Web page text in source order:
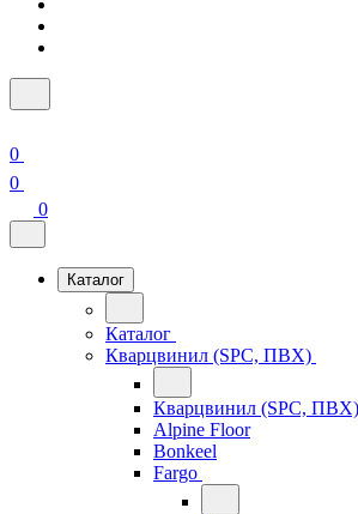
0
0
0
Каталог
Каталог
Кварцвинил (SPC, ПВХ)
Кварцвинил (SPC, ПВХ)
Alpine Floor
Bonkeel
Fargo